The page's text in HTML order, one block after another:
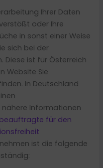
Ihrer Daten
oder Ihre
in sonst einer Weise
sich bei der
Diese ist für Österreich
Website Sie
In Deutschland
Informationen
für den
ist die folgende